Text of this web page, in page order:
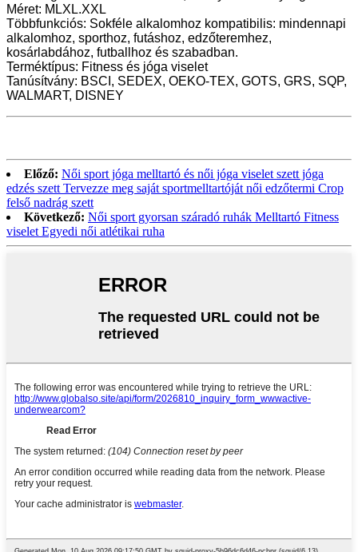
Méret: MLXL.XXL
Többfunkciós: Sokféle alkalomhoz kompatibilis: mindennapi
alkalomhoz, sporthoz, futáshoz, edzőteremhez,
kosárlabdához, futballhoz és szabadban.
Terméktípus: Fitness és jóga viselet
Tanúsítvány: BSCI, SEDEX, OEKO-TEX, GOTS, GRS, SQP,
WALMART, DISNEY
Előző: Női sport jóga melltartó és női jóga viselet szett jóga
edzés szett Tervezze meg saját sportmelltartóját női edzőtermi Crop
felső nadrág szett
Következő: Női sport gyorsan száradó ruhák Melltartó Fitness
viselet Egyedi női atlétikai ruha